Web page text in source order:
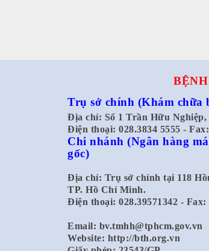
Trụ sở chính (Khám chữa
Địa chỉ: Số 1 Trần Hữu
Điện thoại: 028.3834 5555 -
Chi nhánh (Ngân hàng
gốc)
Địa chỉ: Trụ sở chính tại 118
TP. Hồ Chí Minh.
Điện thoại: 028.39571342 - Fax:
Email: bv.tmhh@tphcm.gov.vn
Website: http://bth.org.vn